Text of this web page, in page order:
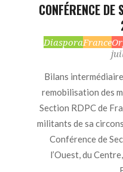
CONFÉRENCE DE
2023-
05
DiasporaFrance
Bilans
remobilisation des
Section RDPC de
militants de sa
Conférence de
l’Ouest, du